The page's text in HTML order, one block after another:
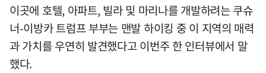
이곳에 호텔, 아파트, 빌라 및 마리나를 개발하려는 쿠슈
너-이방카 트럼프 부부는 맨발 하이킹 중 이 지역의 매력
과 가치를 우연히 발견했다고 이번주 한 인터뷰에서 말
했다.